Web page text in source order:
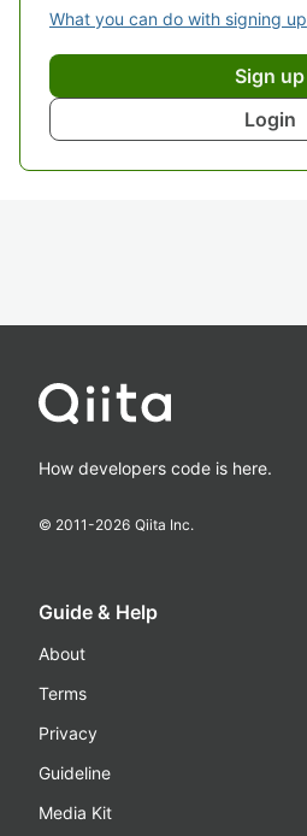
What you can do with signing up
Sign up
Login
How developers code is here.
© 2011-2026 Qiita Inc.
Guide & Help
About
Terms
Privacy
Guideline
Media Kit